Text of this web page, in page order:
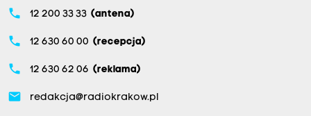
phone 12 200 33 33 (antena)
phone 12 630 60 00 (recepcja)
phone 12 630 62 06 (reklama)
email redakcja@radiokrakow.pl